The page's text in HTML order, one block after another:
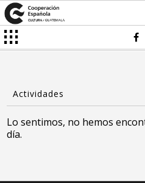
Lo sentimos, no hemos
día.